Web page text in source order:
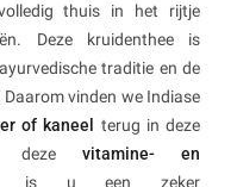
thuis in het rijtje
Deze kruidenthee is
traditie en de
Daarom vinden we Indiase
of kaneel
terug in deze
deze vitamine- en
is u een zeker